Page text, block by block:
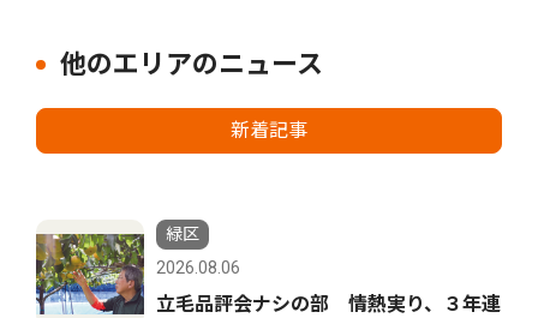
他のエリアのニュース
新着記事
緑区
2026.08.06
立毛品評会ナシの部 情熱実り、３年連